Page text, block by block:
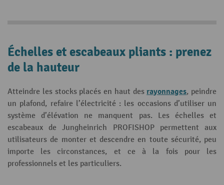
Échelles et escabeaux pliants : prenez
de la hauteur
Atteindre les stocks placés en haut des rayonnages, peindre
un plafond, refaire l’électricité : les occasions d’utiliser un
système d’élévation ne manquent pas. Les échelles et
escabeaux de Jungheinrich PROFISHOP permettent aux
utilisateurs de monter et descendre en toute sécurité, peu
importe les circonstances, et ce à la fois pour les
professionnels et les particuliers.